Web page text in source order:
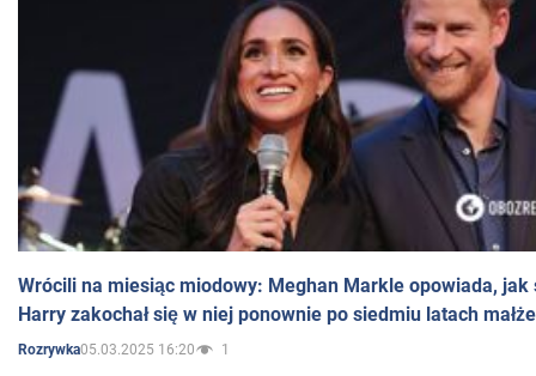
Wrócili na miesiąc miodowy: Meghan Markle opowiada, jak
Harry zakochał się w niej ponownie po siedmiu latach
Rozrywka05.03.2025 16:20 1